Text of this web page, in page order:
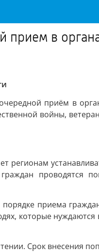
прием в
приём в
войны,
регионам
проводятся
приема
которые
Срок внесения